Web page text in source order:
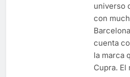
universo
con
cuenta
la marca
Cupra.